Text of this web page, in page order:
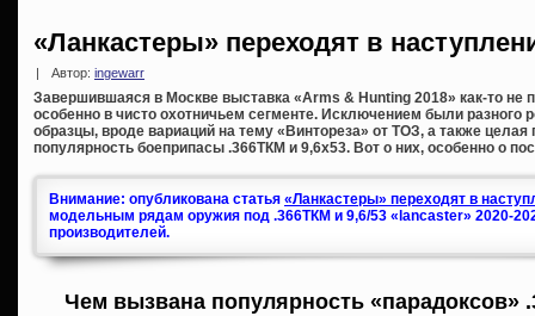
«Ланкастеры» переходят в
Автор: ingewarr
Завершившаяся в Москве выставка «Arms & Hunting 2018» как-то не
особенно в чисто охотничьем сегменте. Исключением были разного
образцы, вроде вариаций на тему «Винтореза» от ТОЗ, а также
популярность боеприпасы .366ТКМ и 9,6х53. Вот о них, особенно о
Внимание: опубликована статья «Ланкастеры» переходят в
модельным рядам оружия под .366ТКМ и 9,6/53 «lancaster» 2020-
производителей.
Чем вызвана популярность «парадоксов»